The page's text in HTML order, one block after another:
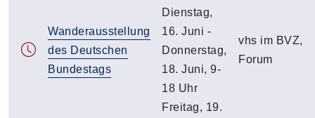
Wanderausstellung
des Deutschen
Bundestags
Dienstag,
16. Juni -
Donnerstag,
18. Juni, 9-
18 Uhr
Freitag, 19.
vhs im BVZ,
Forum